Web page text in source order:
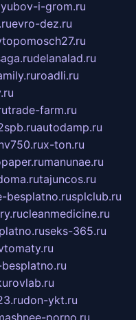
i-grom.ru
evro-dez.ru
delanalad.ru
roadli.ru
trade-farm.ru
autodamp.ru
x-ton.ru
manunae.ru
tajuncos.ru
besplatno.rusplclub.ru
cleanmedicine.ru
seks-365.ru
don-ykt.ru